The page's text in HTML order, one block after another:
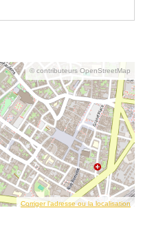
© contributeurs OpenStreetMap
Corriger l’adresse ou la localisation